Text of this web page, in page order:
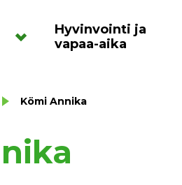
Hyvinvointi ja
vapaa-aika
Kömi Annika